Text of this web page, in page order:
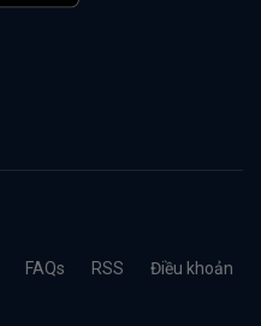
FAQs RSS Điều khoản